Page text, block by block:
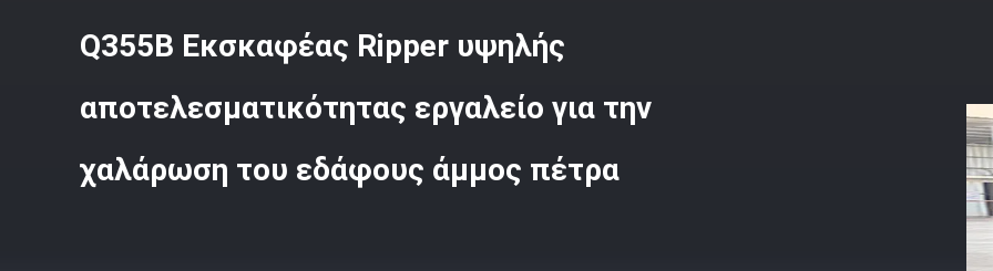
Q355B Εκσκαφέας Ripper υψηλής
αποτελεσματικότητας εργαλείο για την
χαλάρωση του εδάφους άμμος πέτρα